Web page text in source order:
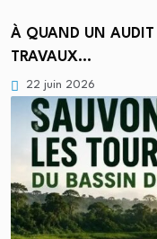
À QUAND UN
TRAVAUX…
22 juin 2026